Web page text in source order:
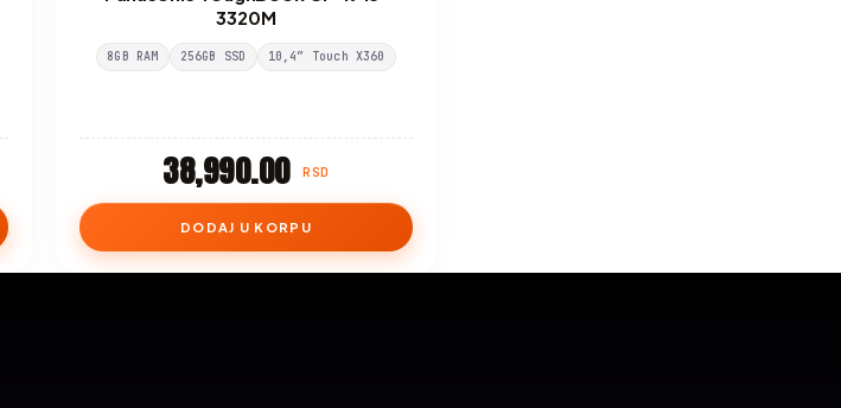
3320M
8GB RAM 256GB SSD 10,4″ Touch X360
38,990.00 RSD
DODAJ U KORPU